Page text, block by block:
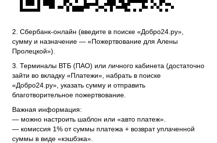
2. Сбербанк-онлайн (введите в поиске «Добро24.ру»,
сумму и назначение — «Пожертвование для Алены
Пролецкой»).
3. Терминалы ВТБ (ПАО) или личного кабинета (достаточно
зайти во вкладку «Платежи», набрать в поиске
«Добро24.ру», указать сумму и отправить
благотворительное пожертвование.
Важная информация:
— можно настроить шаблон или «авто платеж».
— комиссия 1% от суммы платежа + возврат уплаченной
суммы в виде «кэшбэка».